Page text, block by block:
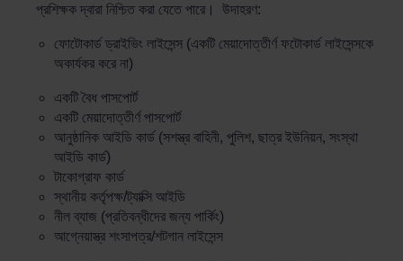
প্রশিক্ষক দ্বারা নিশ্চিত করা যেতে পারে। উদাহরণ:
ফোটোকার্ড ড্রাইভিং লাইসেন্স (একটি মেয়াদোত্তীর্ণ ফটোকার্ড লাইসেন্সকে
অকার্যকর করে না)
একটি বৈধ পাসপোর্ট
একটি মেয়াদোত্তীর্ণ পাসপোর্ট
আনুষ্ঠানিক আইডি কার্ড (সশস্ত্র বাহিনী, পুলিশ, ছাত্র ইউনিয়ন, সংস্থা
আইডি কার্ড)
টাকোগ্রাফ কার্ড
স্থানীয় কর্তৃপক্ষ/ট্যাক্সি আইডি
নীল ব্যাজ (প্রতিবন্ধীদের জন্য পার্কিং)
আগ্নেয়াস্ত্র শংসাপত্র/শটগান লাইসেন্স